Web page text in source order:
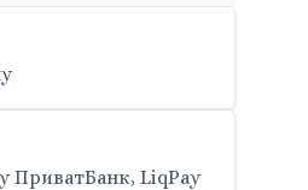
ПриватБанк, LiqPay